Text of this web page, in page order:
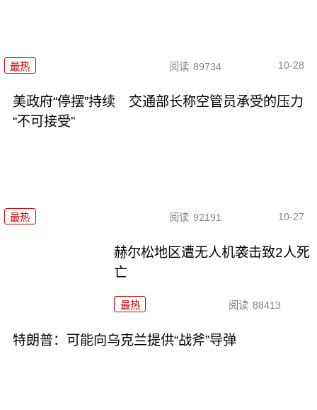
最热 阅读 89734 10-28
美政府“停摆”持续 交通部长称空管员承受的压力
“不可接受”
最热 阅读 92191 10-27
赫尔松地区遭无人机袭击致2人死
亡
最热 阅读 88413
特朗普：可能向乌克兰提供“战斧”导弹